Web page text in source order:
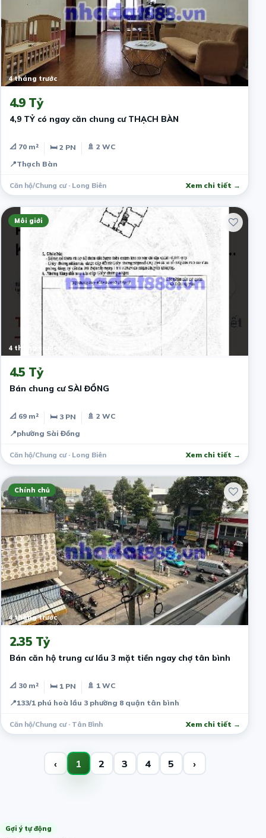
4 tháng trước
4.9 Tỷ
4,9 TỶ có ngay căn chung cư THẠCH BÀN
📐 70 m² 🛏 2 PN
🚿 2 WC
📍Thạch Bàn
Căn hộ/Chung cư · Long Biên Xem chi tiết →
Môi giới
4 tháng trước
4.5 Tỷ
Bán chung cư SÀI ĐỒNG
📐 69 m² 🛏 3 PN
🚿 2 WC
📍phường Sài Đồng
Căn hộ/Chung cư · Long Biên Xem chi tiết →
Chính chủ
4 tháng trước
2.35 Tỷ
Bán căn hộ trung cư lầu 3 mặt tiền ngay chợ tân bình
📐 30 m² 🛏 1 PN
🚿 1 WC
📍133/1 phú hoà lầu 3 phường 8 quận tân bình
Căn hộ/Chung cư · Tân Bình Xem chi tiết →
‹ 1 2 3 4 5 ›
Gợi ý tự động